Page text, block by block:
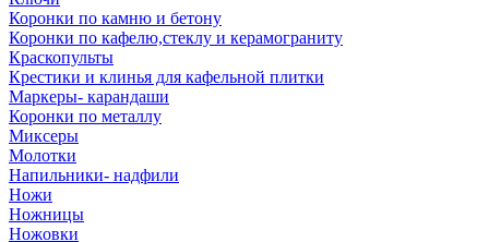
Коронки по камню и бетону
Коронки по кафелю,стеклу и керамограниту
Краскопульты
Крестики и клинья для кафельной плитки
Маркеры- карандаши
Коронки по металлу
Миксеры
Молотки
Напильники- надфили
Ножи
Ножницы
Ножовки